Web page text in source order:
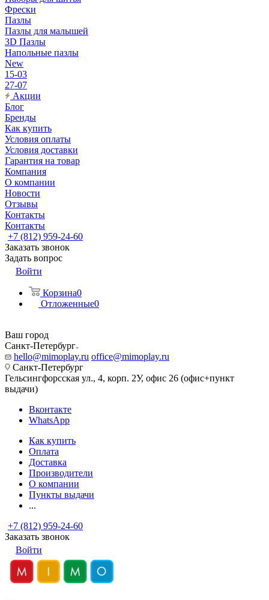
Фрески
Пазлы
Пазлы для малышей
3D Пазлы
Напольные пазлы
New
15-03
27-07
Акции
Блог
Бренды
Как купить
Условия оплаты
Условия доставки
Гарантия на товар
Компания
О компании
Новости
Отзывы
Контакты
Контакты
+7 (812) 959-24-60
Заказать звонок
Задать вопрос
Войти
Корзина0
Отложенные0
Ваш город
Санкт-Петербург
hello@mimoplay.ru office@mimoplay.ru
Санкт-Петербург
Гельсингфорсская ул., 4, корп. 2У, офис 26 (офис+пункт
выдачи)
Вконтакте
WhatsApp
Как купить
Оплата
Доставка
Производители
О компании
Пункты выдачи
...
+7 (812) 959-24-60
Заказать звонок
Войти